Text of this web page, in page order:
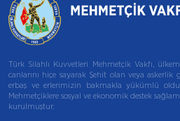
Türk Silahlı Kuvvetleri Mehmetçik Vakfı,
canlarını hiçe sayarak Şehit olan veya askerlik
erbaş ve erlerimizin bakmakla yükümlü
Mehmetçiklere sosyal ve ekonomik destek
kurulmuştur.